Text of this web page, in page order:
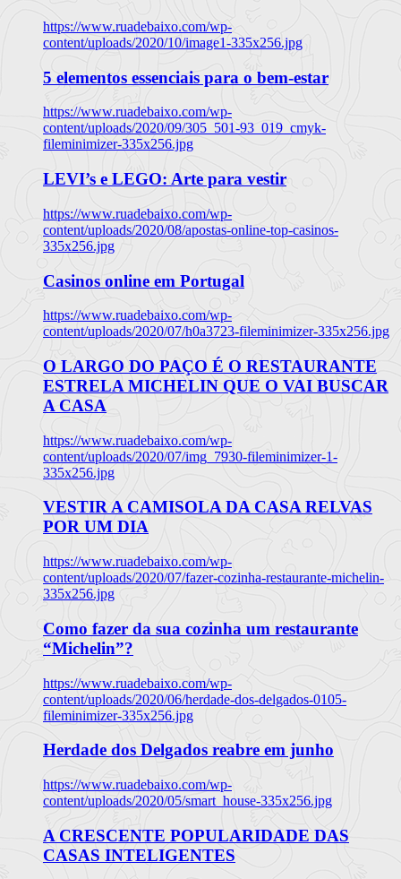
https://www.ruadebaixo.com/wp-
content/uploads/2020/10/image1-335x256.jpg
5 elementos essenciais para o bem-estar
https://www.ruadebaixo.com/wp-
content/uploads/2020/09/305_501-93_019_cmyk-
fileminimizer-335x256.jpg
LEVI’s e LEGO: Arte para vestir
https://www.ruadebaixo.com/wp-
content/uploads/2020/08/apostas-online-top-casinos-
335x256.jpg
Casinos online em Portugal
https://www.ruadebaixo.com/wp-
content/uploads/2020/07/h0a3723-fileminimizer-335x256.jpg
O LARGO DO PAÇO É O RESTAURANTE
ESTRELA MICHELIN QUE O VAI BUSCAR
A CASA
https://www.ruadebaixo.com/wp-
content/uploads/2020/07/img_7930-fileminimizer-1-
335x256.jpg
VESTIR A CAMISOLA DA CASA RELVAS
POR UM DIA
https://www.ruadebaixo.com/wp-
content/uploads/2020/07/fazer-cozinha-restaurante-michelin-
335x256.jpg
Como fazer da sua cozinha um restaurante
“Michelin”?
https://www.ruadebaixo.com/wp-
content/uploads/2020/06/herdade-dos-delgados-0105-
fileminimizer-335x256.jpg
Herdade dos Delgados reabre em junho
https://www.ruadebaixo.com/wp-
content/uploads/2020/05/smart_house-335x256.jpg
A CRESCENTE POPULARIDADE DAS
CASAS INTELIGENTES